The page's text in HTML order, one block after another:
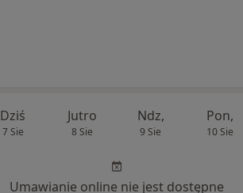
Dziś
7 Sie
Jutro
8 Sie
Ndz,
9 Sie
Pon,
10 Sie
Umawianie online nie jest dostępne